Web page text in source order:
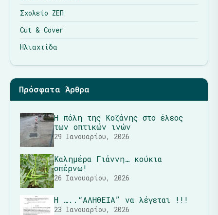
Σχολείο ΖΕΠ
Cut & Cover
Ηλιαχτίδα
Πρόσφατα Άρθρα
Η πόλη της Κοζάνης στο έλεος
των οπτικών ινών
29 Ιανουαρίου, 2026
Καλημέρα Γιάννη… κούκια
σπέρνω!
26 Ιανουαρίου, 2026
Η …..“ΑΛΗΘΕΙΑ” να λέγεται !!!
23 Ιανουαρίου, 2026